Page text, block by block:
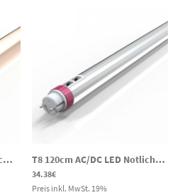
T8 LED Notlicht Röhre 150cm AC/DC 18/20/25W 3000/4000/6000K 120–300V DC T8 120cm AC/DC LED Notlicht Röhre 18/20/25W 3000/4000/6000K 120-300V DC 85-265V AC
34.38€
Preis inkl. MwSt. 19%